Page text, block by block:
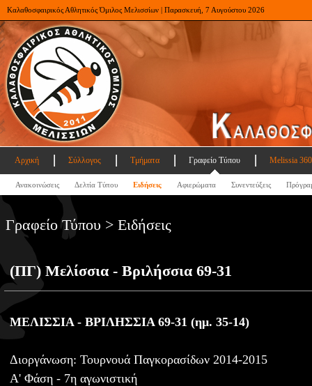
Καλαθοσφαιρικός Αθλητικός Όμιλος Μελισσίων | Παρασκευή, 7 Αυγούστου 2026
Αρχική Σύλλογος Τμήματα Γραφείο Τύπου Melissia
Ανακοινώσεις Δελτία Τύπου Ειδήσεις Αφιερώματα Συνεντεύξεις
Γραφείο Τύπου > Ειδήσεις
(ΠΓ) Μελίσσια - Βριλήσσια 69-31
ΜΕΛΙΣΣΙΑ - ΒΡΙΛΗΣΣΙΑ 69-31 (ημ. 35-14)
Διοργάνωση: Τουρνουά Παγκορασίδων 2014-2015
Α' Φάση - 7η αγωνιστική